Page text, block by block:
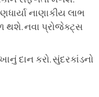
નાણાકીય લાભ
થશે. નવા પ્રોજેક્ટ્સ
દાન કરો. સુંદરકાંડનો